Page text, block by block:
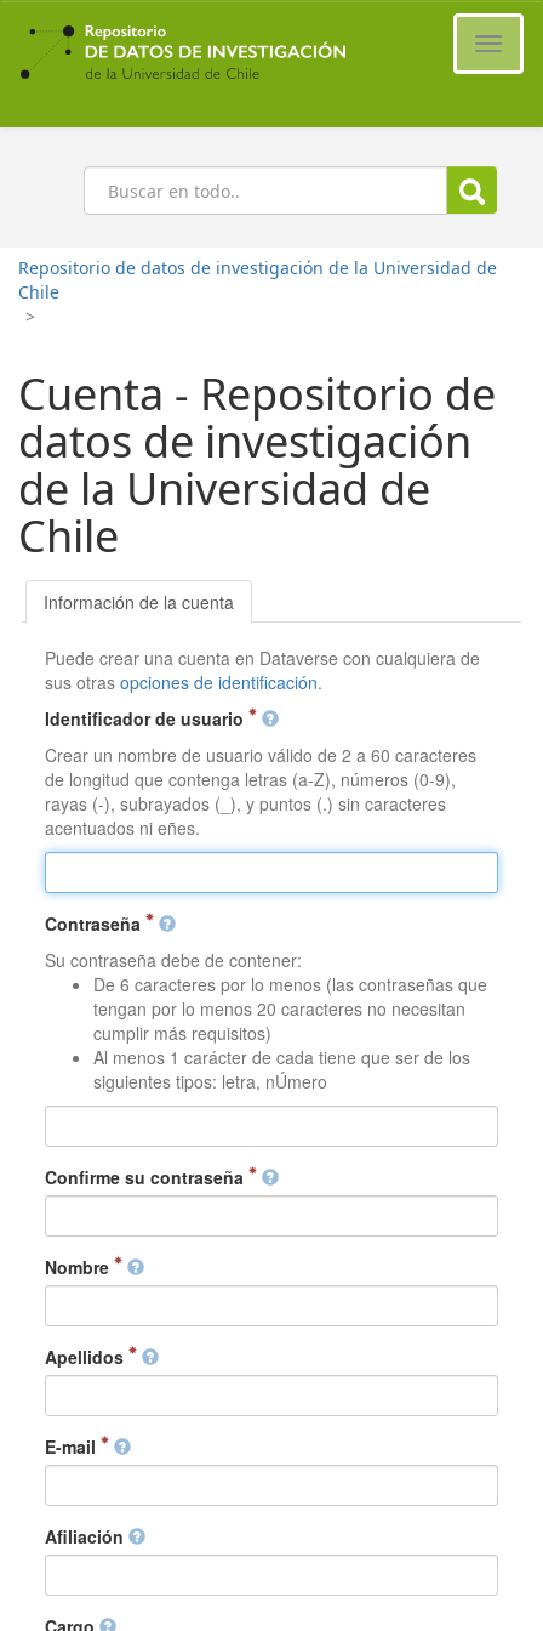
Ir
contenido
principal
Buscar
Repositorio de datos de investigación de la Universidad de
Chile
>
Cuenta - Repositorio de
datos de investigación
de la Universidad de
Chile
Información de la cuenta
Puede crear una cuenta en Dataverse con cualquiera de
sus otrasopciones de identificación.
Identificador de usuario
Crear un nombre de usuario válido de 2 a 60 caracteres
de longitud que contenga letras (a-Z), números (0-9),
rayas (-), subrayados (_), y puntos (.) sin caracteres
acentuados ni eñes.
Contraseña
Su contraseña debe de contener:
De 6 caracteres por lo menos (las contraseñas que
tengan por lo menos 20 caracteres no necesitan
cumplir más requisitos)
Al menos 1 carácter de cada tiene que ser de los
siguientes tipos: letra, nÚmero
Confirme su contraseña
Nombre
Apellidos
E-mail
Afiliación
Cargo